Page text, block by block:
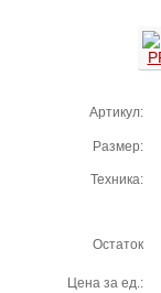
Артикул:
Размер:
Техника:
Остаток
Цена за ед.: